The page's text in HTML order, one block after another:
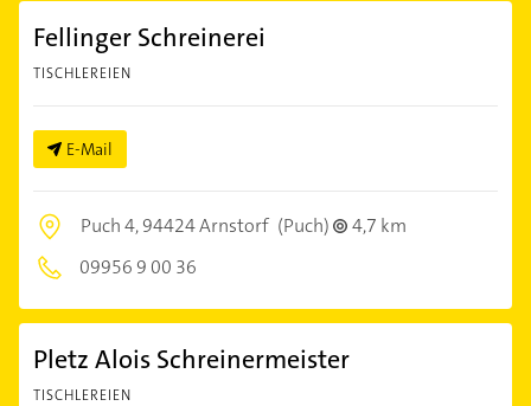
Fellinger Schreinerei
TISCHLEREIEN
E-Mail
Puch 4,94424 Arnstorf (Puch)
4,7 km
09956 9 00 36
Pletz Alois Schreinermeister
TISCHLEREIEN